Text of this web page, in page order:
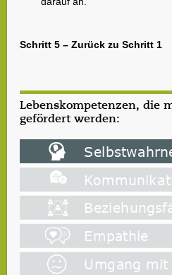
Schritt 5 – Zurück zu Schritt 1
Lebenskompetenzen, die
gefördert werden: